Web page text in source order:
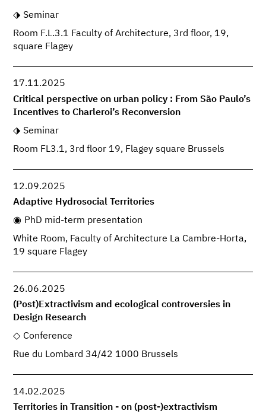
Seminar
Room F.L.3.1 Faculty of Architecture, 3rd floor, 19,
square Flagey
17.11.2025
Critical perspective on urban policy : From São Paulo’s
Incentives to Charleroi’s Reconversion
Seminar
Room FL3.1, 3rd floor 19, Flagey square Brussels
12.09.2025
Adaptive Hydrosocial Territories
PhD mid-term presentation
White Room, Faculty of Architecture La Cambre-Horta,
19 square Flagey
26.06.2025
(Post)Extractivism and ecological controversies in
Design Research
Conference
Rue du Lombard 34/42 1000 Brussels
14.02.2025
Territories in Transition - on (post-)extractivism